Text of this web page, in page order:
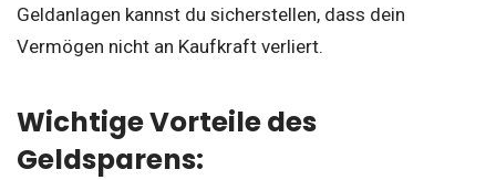
Geldanlagen kannst du sicherstellen, dass dein
Vermögen nicht an Kaufkraft verliert.
Wichtige Vorteile des
Geldsparens: